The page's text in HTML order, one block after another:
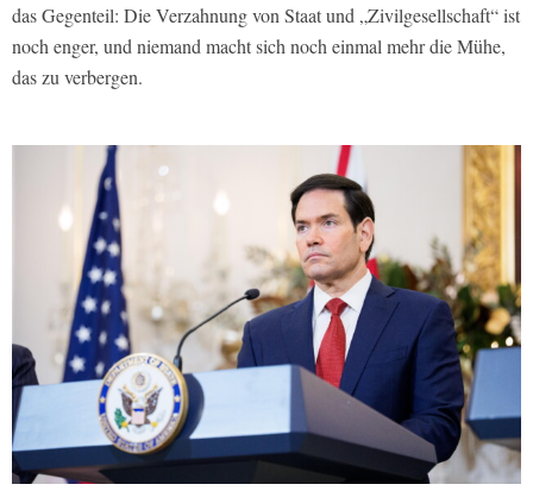
das Gegenteil: Die Verzahnung von Staat und „Zivilgesellschaft“ ist
noch enger, und niemand macht sich noch einmal mehr die Mühe,
das zu verbergen.